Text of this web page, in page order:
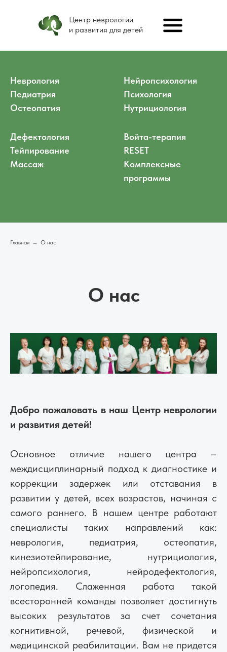
Центр неврологии
и развития для детей
Неврология
Педиатрия
Остеопатия
Нейропсихология
Психология
Нутрициология
Дефектология
Тейпирование
Массаж
Войта-терапия
RESET
Комплексные
программы
Главная → О нас
О нас
Добро пожаловать в наш Центр неврологии
и развития детей!
Основное отличие нашего центра –
междисциплинарный подход к диагностике и
коррекции задержек или отставания в
развитии у детей, всех возрастов, начиная с
самого раннего. В нашем центре работают
специалисты таких направлений как:
неврология, педиатрия, остеопатия,
кинезиотейпирование, нутрициология,
нейропсихология, нейродефектология,
логопедия. Слаженная работа такой
всесторонней команды позволяет достигнуть
высоких результатов за счет сочетания
когнитивной, речевой, физической и
медицинской реабилитации. Вам не придется